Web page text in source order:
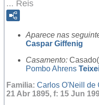
... Reis
Aparece nas
Caspar Giffenig
Casamento:
Pombo Ahrens
Familia: Carlos O'Neill de
21 Abr 1895, f: 15 Jun